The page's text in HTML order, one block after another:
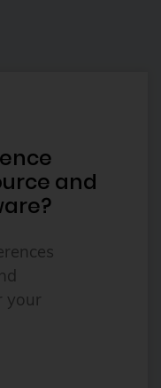
and
your